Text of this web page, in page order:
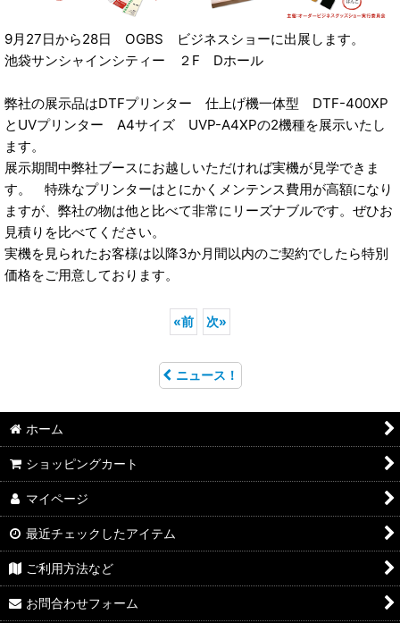
9月27日から28日 OGBS ビジネスショーに出展します。
池袋サンシャインシティー ２F Dホール
弊社の展示品はDTFプリンター 仕上げ機一体型 DTF-400XP
とUVプリンター A4サイズ UVP-A4XPの2機種を展示いたし
ます。
展示期間中弊社ブースにお越しいただければ実機が見学できま
す。 特殊なプリンターはとにかくメンテンス費用が高額になり
ますが、弊社の物は他と比べて非常にリーズナブルです。ぜひお
見積りを比べてください。
実機を見られたお客様は以降3か月間以内のご契約でしたら特別
価格をご用意しております。
«前 次»
ニュース！
ホーム
ショッピングカート
マイページ
最近チェックしたアイテム
ご利用方法など
お問合わせフォーム